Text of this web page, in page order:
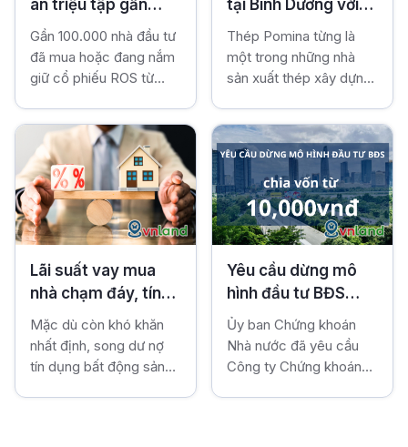
nhà. Phần lớn các nguồn
cung bất động sản hầu
như thuộc về các cá
chính vững mạnh. Từ
đó, thị trường ngày
càng trở nên khan hiếm.
chứng nhận sổ nhé!
án triệu tập gần
100.000 nhà đầu tư
trong vụ án của ông
Trịnh Văn Quyết
Gần 100.000 nhà đầu tư
đã mua hoặc đang nắm
giữ cổ phiếu ROS từ
triệu tập để tham gia
phiên tòa xét xử ông
Trịnh Văn Quyết.
tại Bình Dương với
ba nhà máy có tổng
công suất 2,6 triệu
tấn mỗi năm sắp
Thép Pomina từng là
một trong những nhà
sản xuất thép xây dựng
ba nhà máy luyện phôi
và cán thép xây dựng
có tổng công suất mỗi
năm lên đến 2.6 triệu
tấn. Trước đó, gần 280
triệu cổ phiếu của công
ty này đã bị huỷ niêm
yết trên sàn HoSE kể từ
ngày 10/5/2024.
Lãi suất vay mua
nhà chạm đáy, tín
dụng bất động sản
tăng ấn tượng
Mặc dù còn khó khăn
nhất định, song dư nợ
tín dụng bất động sản
Yêu cầu dừng mô
hình đầu tư BĐS
chia vốn từ
10,000vnđ
Ủy ban Chứng khoán
Nhà nước đã yêu cầu
Công ty Chứng khoán